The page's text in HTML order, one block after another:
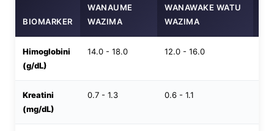
BIOMARKER
WANAUME
WAZIMA
WANAWAKE WATU
WAZIMA
Himoglobini
(g/dL)
14.0 - 18.0 12.0 - 16.0
Kreatini
(mg/dL)
0.7 - 1.3 0.6 - 1.1